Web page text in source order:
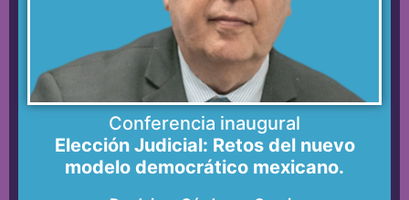
Conferencia inaugural
Elección Judicial: Retos del nuevo
modelo democrático mexicano.